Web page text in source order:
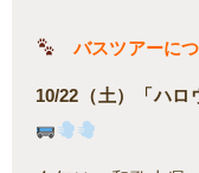
バスツアーに
10/22（土）「ハロ